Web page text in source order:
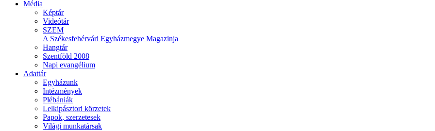
Média
Képtár
Videótár
SZEM
A Székesfehérvári Egyházmegye Magazinja
Hangtár
Szentföld 2008
Napi evangélium
Adattár
Egyházunk
Intézmények
Plébániák
Lelkipásztori körzetek
Papok, szerzetesek
Világi munkatársak